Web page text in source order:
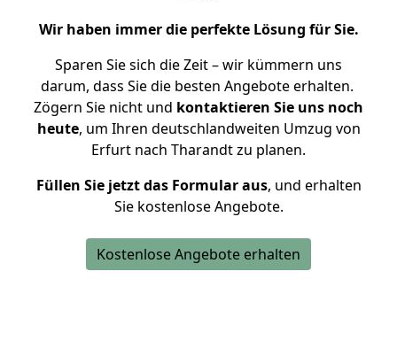
Wir haben immer die perfekte Lösung für Sie.
Sparen Sie sich die Zeit – wir kümmern uns
darum, dass Sie die besten Angebote erhalten.
Zögern Sie nicht und kontaktieren Sie uns noch
heute, um Ihren deutschlandweiten Umzug von
Erfurt nach Tharandt zu planen.
Füllen Sie jetzt das Formular aus, und erhalten
Sie kostenlose Angebote.
Kostenlose Angebote erhalten